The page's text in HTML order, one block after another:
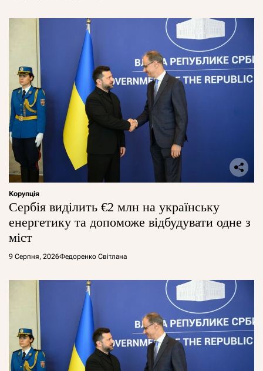
Корупція
Сербія виділить €2 млн на українську
енергетику та допоможе відбудувати одне з
міст
9 Серпня, 2026Федоренко Світлана